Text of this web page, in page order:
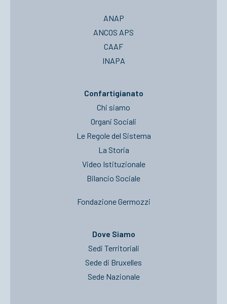
ANAP
ANCOS APS
CAAF
INAPA
Confartigianato
Chi siamo
Organi Sociali
Le Regole del Sistema
La Storia
Video Istituzionale
Bilancio Sociale
Fondazione Germozzi
Dove Siamo
Sedi Territoriali
Sede di Bruxelles
Sede Nazionale